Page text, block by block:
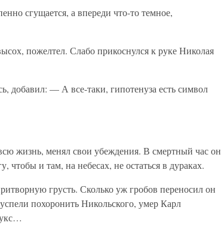
сгущается, а впереди что-то темное,
пожелтел. Слабо прикоснулся к руке Николая
— А все-таки, гипотенуза есть символ
жизнь, менял свои убеждения. В смертный час он
чтобы и там, на небесах, не остаться в дураках.
грусть. Сколько уж гробов переносил он
похоронить Никольского, умер Карл